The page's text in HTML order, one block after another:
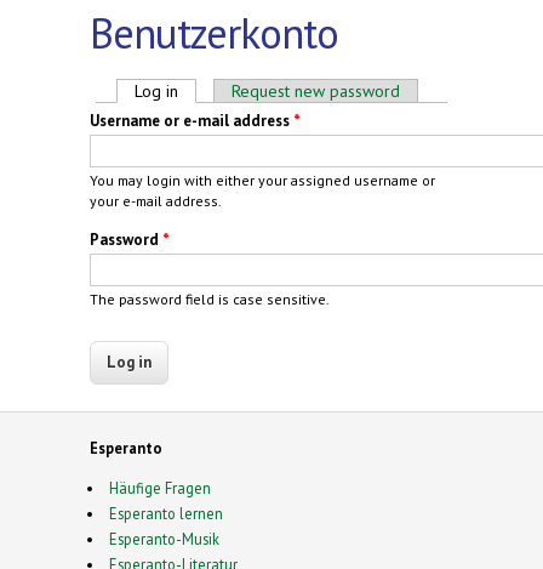
Benutzerkonto
Primary tabs
Log in (active tab)Request new password
Username or e-mail address *
You may login with either your assigned username or
your e-mail address.
Password *
The password field is case sensitive.
Esperanto
Häufige Fragen
Esperanto lernen
Esperanto-Musik
Esperanto-Literatur